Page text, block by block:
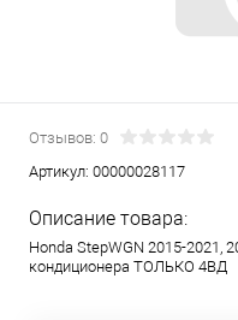
Отзывов: 0
Артикул: 00000028117
Описание товара:
Honda StepWGN 2015-2021,
кондиционера ТОЛЬКО 4ВД